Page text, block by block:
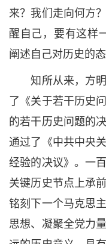
来？我们走向何方
醒自己，要有这样
阐述自己对历史的态
知所从来，方明
了《关于若干历史
的若干历史问题的
通过了《中共中央
经验的决议》。一
关键历史节点上承
铭刻下一个马克思
思想、凝聚全党力